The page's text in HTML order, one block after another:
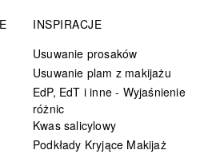
INSPIRACJE
Usuwanie prosaków
Usuwanie plam z makijażu
EdP, EdT i inne - Wyjaśnienie
różnic
Kwas salicylowy
Podkłady Kryjące Makijaż